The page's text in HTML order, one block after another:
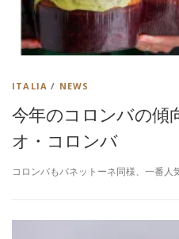
ITALIA / NEWS
今年のコロンバの傾
オ・コロンバ
コロンバもパネットーネ同様、一番